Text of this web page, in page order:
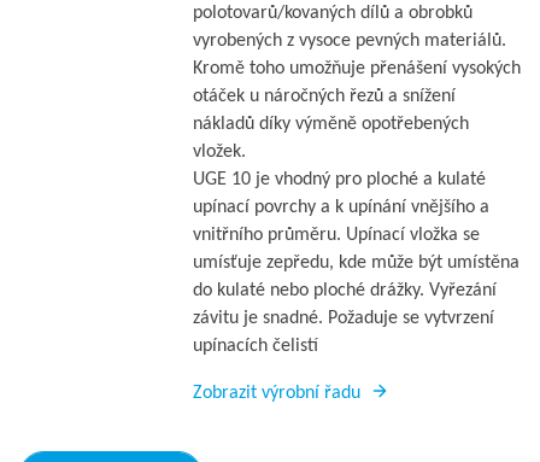
polotovarů/kovaných dílů a obrobků
vyrobených z vysoce pevných materiálů.
Kromě toho umožňuje přenášení vysokých
otáček u náročných řezů a snížení
nákladů díky výměně opotřebených
vložek.
UGE 10 je vhodný pro ploché a kulaté
upínací povrchy a k upínání vnějšího a
vnitřního průměru. Upínací vložka se
umísťuje zepředu, kde může být umístěna
do kulaté nebo ploché drážky. Vyřezání
závitu je snadné. Požaduje se vytvrzení
upínacích čelistí
Zobrazit výrobní řadu